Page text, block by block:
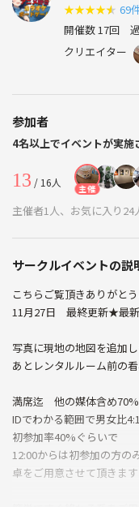
★★★★★ 69
開催数 17回
クリエイター
参加者
4名以上でイベントが実施
13 / 16人 主催
主催者1人、お気に入り24
サークルイベントの説
こちらご覧頂きありがと
11月27日 最終更新★最
写真に現地の地図を追加し
あとレンタルルーム前の
満席迄 他の媒体含め
IDでわかる範囲で男女比
初参加率40%ぐらいで
12:00からは初参加の方の
卓をご用意させて頂きます